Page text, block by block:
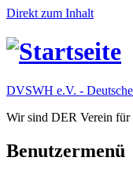
Direkt zum Inhalt
DVSWH e.V. -
Wir sind DER Verein für
Benutzermenü